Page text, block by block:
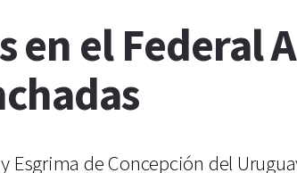
el Federal
de Concepción del